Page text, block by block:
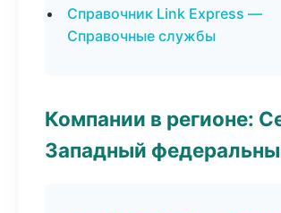
Справочник Link Express —
Справочные службы
Компании в регионе:
Западный